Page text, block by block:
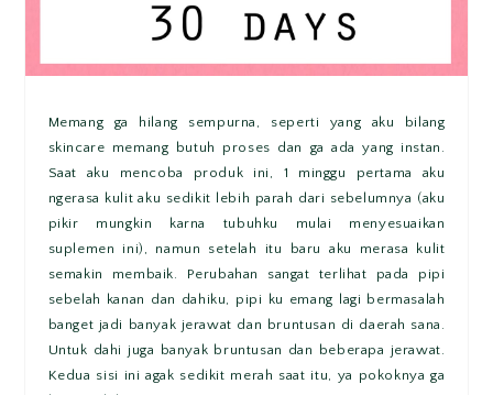
Memang ga hilang sempurna, seperti yang aku bilang
skincare memang butuh proses dan ga ada yang instan.
Saat aku mencoba produk ini, 1 minggu pertama aku
ngerasa kulit aku sedikit lebih parah dari sebelumnya (aku
pikir mungkin karna tubuhku mulai menyesuaikan
suplemen ini), namun setelah itu baru aku merasa kulit
semakin membaik. Perubahan sangat terlihat pada pipi
sebelah kanan dan dahiku, pipi ku emang lagi bermasalah
banget jadi banyak jerawat dan bruntusan di daerah sana.
Untuk dahi juga banyak bruntusan dan beberapa jerawat.
Kedua sisi ini agak sedikit merah saat itu, ya pokoknya ga